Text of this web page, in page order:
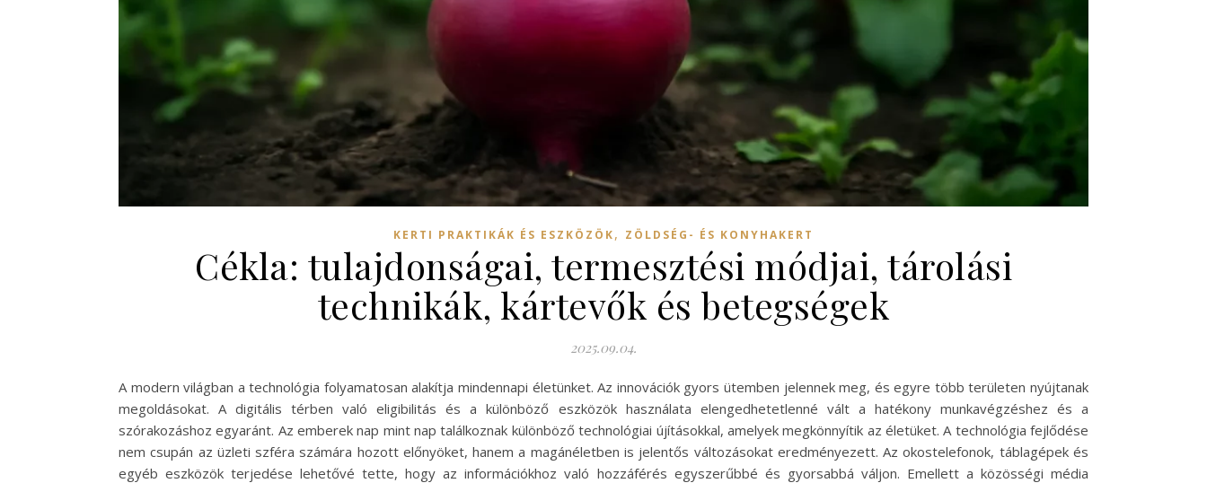
KERTI PRAKTIKÁK ÉS ESZKÖZÖK, ZÖLDSÉG- ÉS KONYHAKERT
Cékla: tulajdonságai, termesztési módjai, tárolási
technikák, kártevők és betegségek
2025.09.04.
A modern világban a technológia folyamatosan alakítja mindennapi életünket. Az innovációk gyors ütemben jelennek meg, és egyre több területen nyújtanak
megoldásokat. A digitális térben való eligibilitás és a különböző eszközök használata elengedhetetlenné vált a hatékony munkavégzéshez és a
szórakozáshoz egyaránt. Az emberek nap mint nap találkoznak különböző technológiai újításokkal, amelyek megkönnyítik az életüket. A technológia fejlődése
nem csupán az üzleti szféra számára hozott előnyöket, hanem a magánéletben is jelentős változásokat eredményezett. Az okostelefonok, táblagépek és
egyéb eszközök terjedése lehetővé tette, hogy az információkhoz való hozzáférés egyszerűbbé és gyorsabbá váljon. Emellett a közösségi média